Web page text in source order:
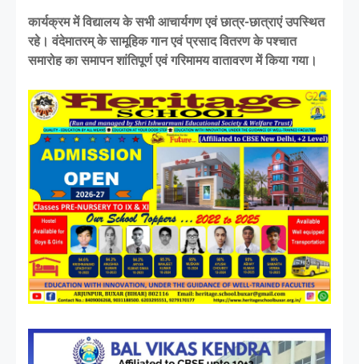
कार्यक्रम में विद्यालय के सभी आचार्यगण एवं छात्र-छात्राएं उपस्थित
रहे। वंदेमातरम् के सामूहिक गान एवं प्रसाद वितरण के पश्चात
समारोह का समापन शांतिपूर्ण एवं गरिमामय वातावरण में किया गया।